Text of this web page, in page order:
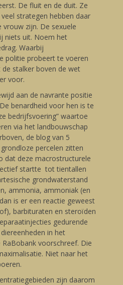
De fluit en de duit. Ze
strategen hebben daar
vrouw zijn. De sexuele
niets uit. Noem het
Waarbij
politie probeert te voeren
stalker boven de wet
voor.
aan de navrante positie
benardheid voor hen is te
bedrijfsvoering” waartoe
via het landbouwschap
de blog van 5
percelen zitten
dat deze macrostructurele
startte tot tientallen
grondwaterstand
ammonia, ammoniak (en
is er een reactie geweest
barbituraten en steroïden
gedurende
in het
voorschreef. Die
Niet naar het
zijn daarom